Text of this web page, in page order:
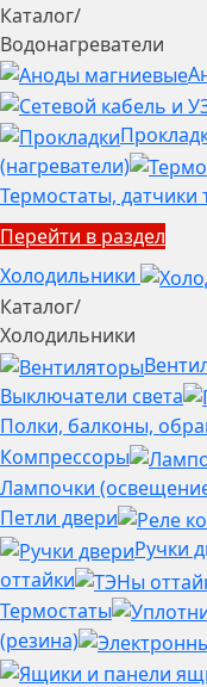
Каталог/
Водонагреватели
(нагреватели)
Термостаты, датчики
Перейти в раздел
Холодильники
Каталог/
Холодильники
Выключатели света
Полки, балконы,
Компрессоры
Лампочки
Петли двери
Ручки
оттайки
Термостаты
(резина)